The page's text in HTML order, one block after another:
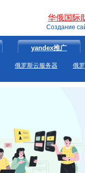
华俄国际
Создание
yandex推广
俄罗斯云服务器 俄